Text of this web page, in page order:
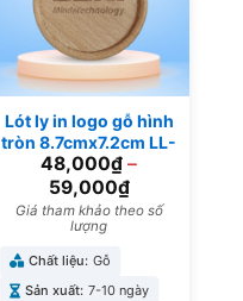
Lót ly in logo gỗ hình
tròn 8.7cmx7.2cm LL-
01
48,000₫ –
59,000₫
Giá tham khảo theo số
lượng
Chất liệu: Gỗ
Sản xuất: 7-10 ngày